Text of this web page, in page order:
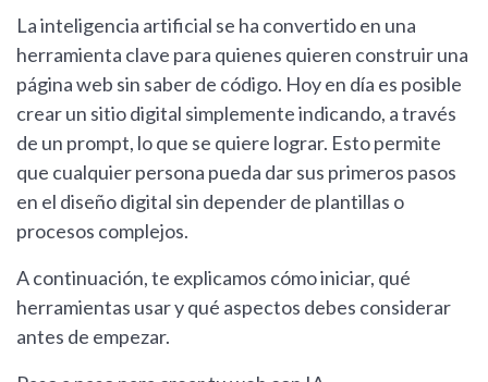
La inteligencia artificial se ha convertido en una
herramienta clave para quienes quieren construir una
página web sin saber de código. Hoy en día es posible
crear un sitio digital simplemente indicando, a través
de un prompt, lo que se quiere lograr. Esto permite
que cualquier persona pueda dar sus primeros pasos
en el diseño digital sin depender de plantillas o
procesos complejos.
A continuación, te explicamos cómo iniciar, qué
herramientas usar y qué aspectos debes considerar
antes de empezar.